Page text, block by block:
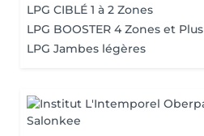
LPG CIBLÉ 1 à 2 Zones
LPG BOOSTER 4 Zones et Plus
LPG Jambes légères